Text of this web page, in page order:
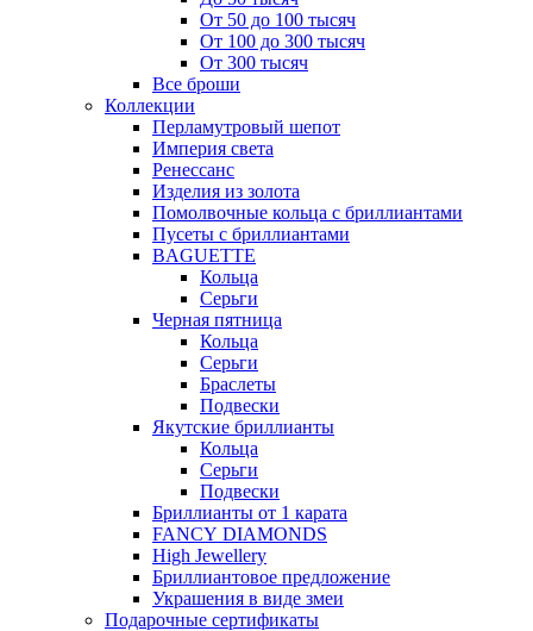
От 50 до 100 тысяч
От 100 до 300 тысяч
От 300 тысяч
Все броши
Коллекции
Перламутровый шепот
Империя света
Ренессанс
Изделия из золота
Помолвочные кольца с бриллиантами
Пусеты с бриллиантами
BAGUETTE
Кольца
Серьги
Черная пятница
Кольца
Серьги
Браслеты
Подвески
Якутские бриллианты
Кольца
Серьги
Подвески
Бриллианты от 1 карата
FANCY DIAMONDS
High Jewellery
Бриллиантовое предложение
Украшения в виде змеи
Подарочные сертификаты